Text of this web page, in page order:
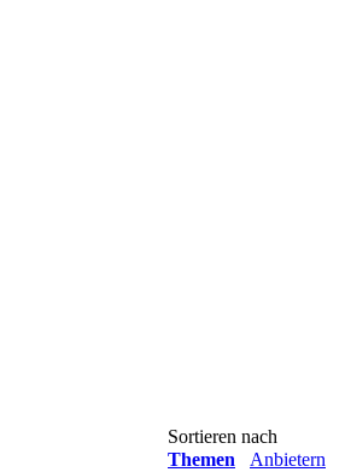
Sortieren nach
Themen
Anbietern